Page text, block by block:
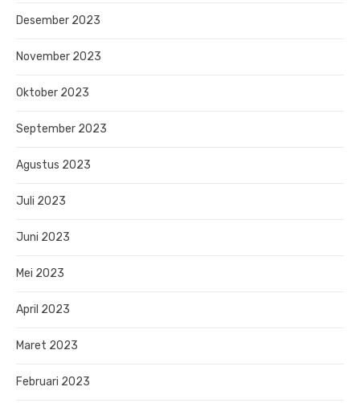
Desember 2023
November 2023
Oktober 2023
September 2023
Agustus 2023
Juli 2023
Juni 2023
Mei 2023
April 2023
Maret 2023
Februari 2023